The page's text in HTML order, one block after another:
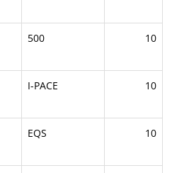
500 10
I-PACE 10
EQS 10